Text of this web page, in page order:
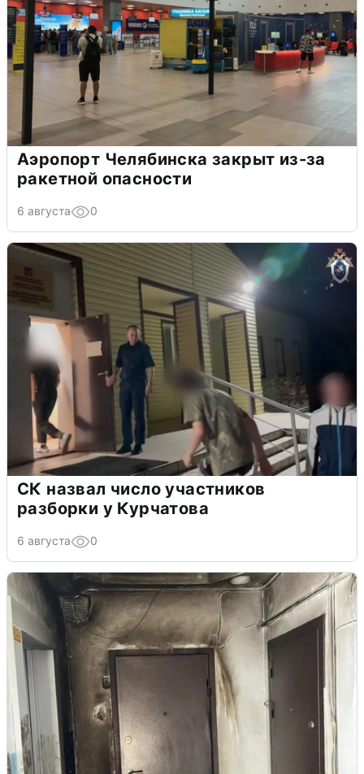
Аэропорт Челябинска закрыт из-за
ракетной опасности
6 августа 0
СК назвал число участников
разборки у Курчатова
6 августа 0